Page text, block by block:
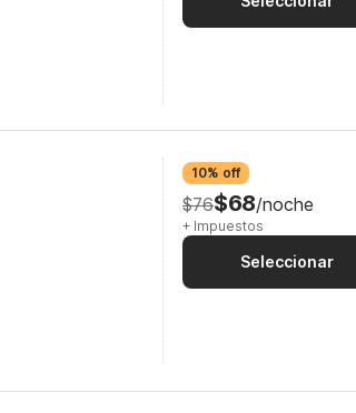
10% off
$76$68/noche
+ Impuestos
Seleccionar